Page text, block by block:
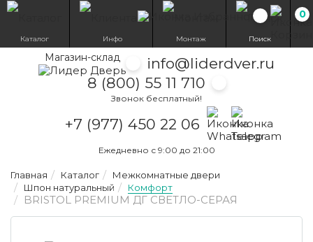
Магазин-склад
info@liderdver.ru
8 (800) 55 11 710
Звонок бесплатный!
+7 (977) 450 22 06
Написать на
Написать на
Ежедневно с 9:00 до 21:00
0
Каталог Инфо Монтаж Поиск
Главная Каталог
Межкомнатные двери
Шпон натуральный
Комфорт
BRISTOL PREMIUM ДГ СВЕТЛО-СЕРАЯ